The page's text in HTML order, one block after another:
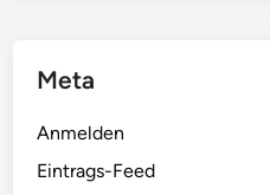
Meta
Anmelden
Eintrags-Feed